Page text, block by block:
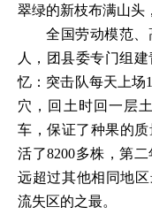
翠绿的新枝布满山头
全国劳动模范
人，团县委专门组
忆：突击队每天上场
穴，回土时回一层
车，保证了种果的
活了8200多株，第
远超过其他相同地
流失区的之最。